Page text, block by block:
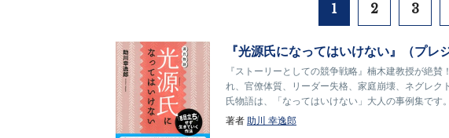
1 2 3
『光源氏になってはいけない』（プレ
『ストーリーとしての競争戦略』楠木建教授が絶
れ、官僚体質、リーダー失格、家庭崩壊、ネグレ
氏物語は、「なってはいけない」大人の事例集です。
著者 助川 幸逸郎